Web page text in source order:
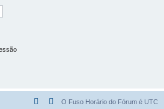
O Fuso Horário do Fórum é UTC